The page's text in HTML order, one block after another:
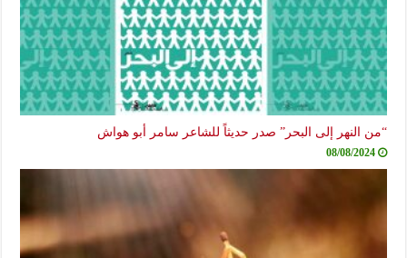
“من النهر إلى البحر” صدر حديثاً للشاعر سامر أبو هواش
08/08/2024